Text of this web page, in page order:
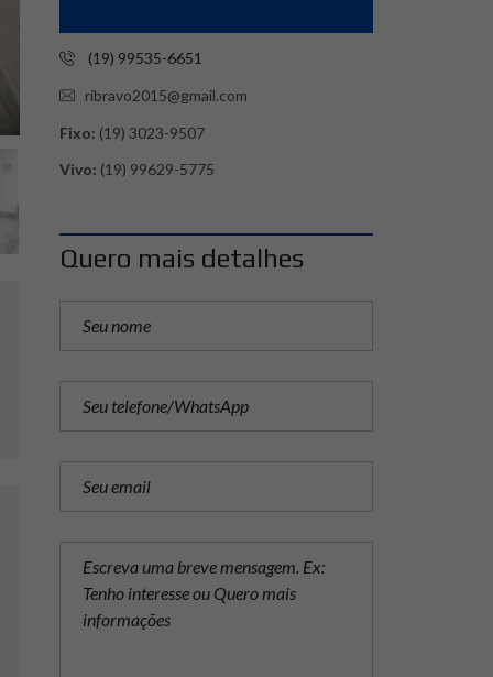
(19) 99535-6651
ribravo2015@gmail.com
Fixo: (19) 3023-9507
Vivo: (19) 99629-5775
Quero mais detalhes